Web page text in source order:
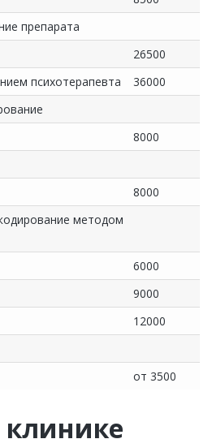
препарата
26500
психотерапевта
36000
8000
8000
методом
6000
9000
12000
от 3500